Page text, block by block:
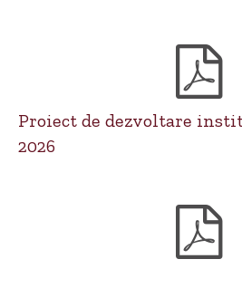
Proiect de dezvoltare
2026